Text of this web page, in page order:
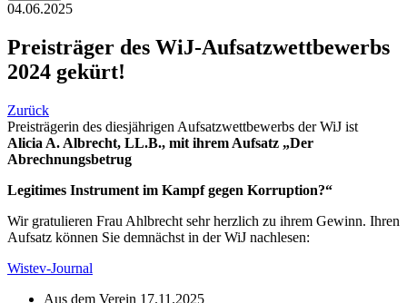
04.06.2025
Preisträger des WiJ-Aufsatzwettbewerbs
2024 gekürt!
Zurück
Preisträgerin des diesjährigen Aufsatzwettbewerbs der WiJ ist
Alicia A. Albrecht, LL.B., mit ihrem Aufsatz „Der
Abrechnungsbetrug
Legitimes Instrument im Kampf gegen Korruption?“
Wir gratulieren Frau Ahlbrecht sehr herzlich zu ihrem Gewinn. Ihren
Aufsatz können Sie demnächst in der WiJ nachlesen:
Wistev-Journal
Aus dem Verein 17.11.2025